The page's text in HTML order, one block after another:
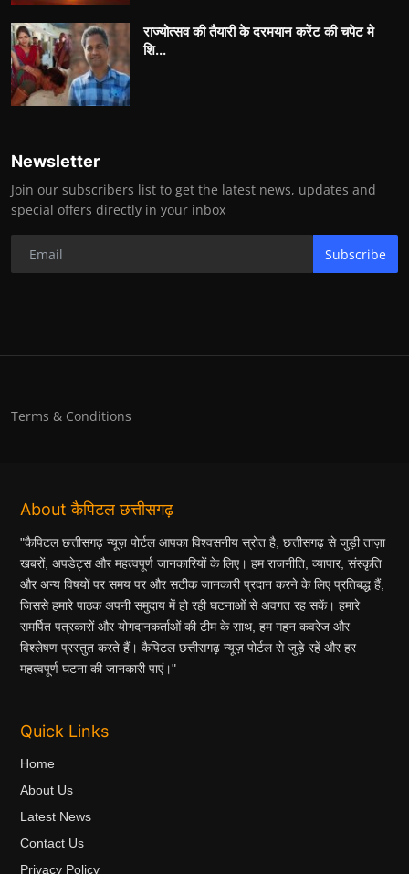
राज्योत्सव की तैयारी के दरमयान करेंट की चपेट मे
शि...
Newsletter
Join our subscribers list to get the latest news, updates and
special offers directly in your inbox
Subscribe
Terms & Conditions
About कैपिटल छत्तीसगढ़
"कैपिटल छत्तीसगढ़ न्यूज़ पोर्टल आपका विश्वसनीय स्रोत है, छत्तीसगढ़ से जुड़ी ताज़ा
खबरों, अपडेट्स और महत्वपूर्ण जानकारियों के लिए। हम राजनीति, व्यापार, संस्कृति
और अन्य विषयों पर समय पर और सटीक जानकारी प्रदान करने के लिए प्रतिबद्ध हैं,
जिससे हमारे पाठक अपनी समुदाय में हो रही घटनाओं से अवगत रह सकें। हमारे
समर्पित पत्रकारों और योगदानकर्ताओं की टीम के साथ, हम गहन कवरेज और
विश्लेषण प्रस्तुत करते हैं। कैपिटल छत्तीसगढ़ न्यूज़ पोर्टल से जुड़े रहें और हर
महत्वपूर्ण घटना की जानकारी पाएं।"
Quick Links
Home
About Us
Latest News
Contact Us
Privacy Policy